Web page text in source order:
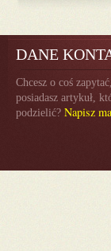
DANE
Chcesz o coś
posiadasz artykuł,
podzielić? Napisz